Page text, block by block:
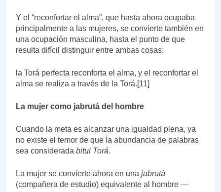
Y el “reconfortar el alma”, que hasta ahora ocupaba
principalmente a las mujeres, se convierte también en
una ocupación masculina, hasta el punto de que
resulta difícil distinguir entre ambas cosas:
la Torá perfecta reconforta el alma, y el reconfortar el
alma se realiza a través de la Torá.[11]
La mujer como jabrutá del hombre
Cuando la meta es alcanzar una igualdad plena, ya
no existe el temor de que la abundancia de palabras
sea considerada bitul Torá.
La mujer se convierte ahora en una jabrutá
(compañera de estudio) equivalente al hombre —